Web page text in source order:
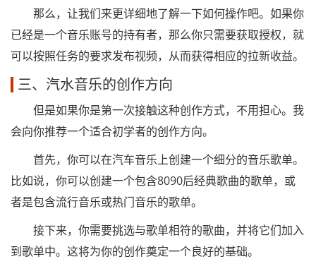
那么，让我们来更详细地了解一下如何操作吧。如果你
已经是一个音乐账号的持有者，那么你只需要获取授权，就
可以按照任务的要求发布视频，从而获得相应的拉新收益。
三、汽水音乐的创作方向
但是如果你是第一次接触这种创作方式，不用担心。我
会向你推荐一个适合初学者的创作方向。
首先，你可以在汽车音乐上创建一个细分的音乐歌单。
比如说，你可以创建一个包含8090后经典歌曲的歌单，或
者是包含流行音乐或热门音乐的歌单。
接下来，你需要挑选与歌单相符的歌曲，并将它们加入
到歌单中。这将为你的创作奠定一个良好的基础。